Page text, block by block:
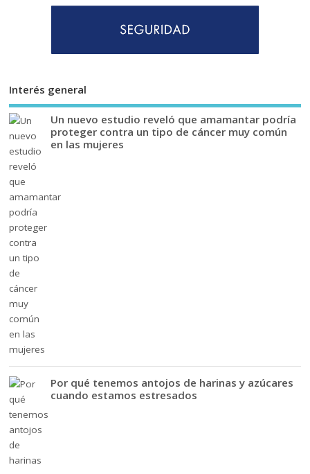
Interés general
Un nuevo estudio reveló que amamantar podría
proteger contra un tipo de cáncer muy común
en las mujeres
Por qué tenemos antojos de harinas y azúcares
cuando estamos estresados